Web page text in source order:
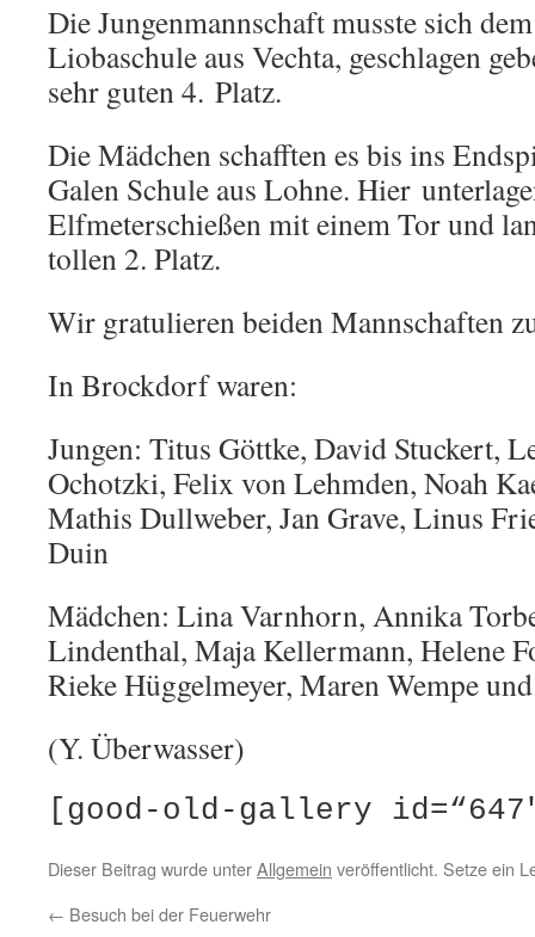
Die Jungenmannschaft musste sich
Liobaschule aus Vechta, geschlagen
sehr guten 4. Platz.
Die Mädchen schafften es bis ins
Galen Schule aus Lohne. Hier
Elfmeterschießen mit einem Tor und
tollen 2. Platz.
Wir gratulieren beiden Mannschaften
In Brockdorf waren:
Jungen: Titus Göttke, David Stuckert,
Ochotzki, Felix von Lehmden, Noah
Mathis Dullweber, Jan Grave, Linus
Duin
Mädchen: Lina Varnhorn, Annika
Lindenthal, Maja Kellermann, Helene
Rieke Hüggelmeyer, Maren Wempe
(Y. Überwasser)
[good-old-gallery
Dieser Beitrag wurde unterAllgemein veröffentlicht. Setze ein
← Besuch bei der Feuerwehr